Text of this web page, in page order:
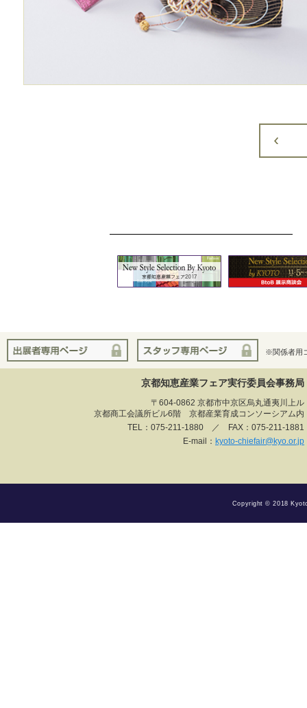
※関係者用
京都知恵産業フェア実行委員会事務局
〒604-0862 京都市中京区烏丸通夷川上ル
京都商工会議所ビル6階 京都産業育成コンソーシアム内
TEL：075-211-1880 ／ FAX：075-211-1881
E-mail： kyoto-chiefair@kyo.or.jp
Copyright © 2018